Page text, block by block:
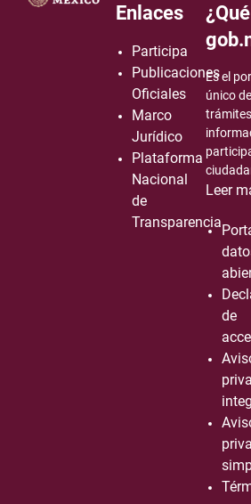
Enlaces
Participa
Publicaciones
Oficiales
Marco
Jurídico
Plataforma
Nacional
de
Transparencia
Es el
único de
Leer
de